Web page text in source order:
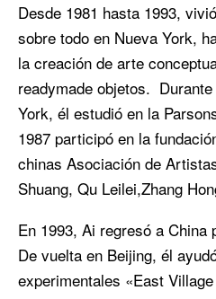
Desde 1981 hasta 1993,
sobre todo en Nueva York,
la creación de arte
readymade objetos.
York, él estudió en la
1987 participó en la
chinas Asociación de
Shuang, Qu Leilei,Zhang
En 1993, Ai regresó a China
De vuelta en Beijing, él
experimentales «East